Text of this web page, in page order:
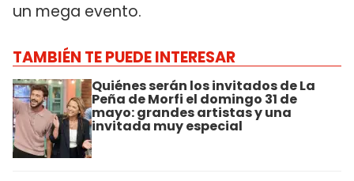
un mega evento.
TAMBIÉN TE PUEDE INTERESAR
Quiénes serán los invitados de La
Peña de Morfi el domingo 31 de
mayo: grandes artistas y una
invitada muy especial